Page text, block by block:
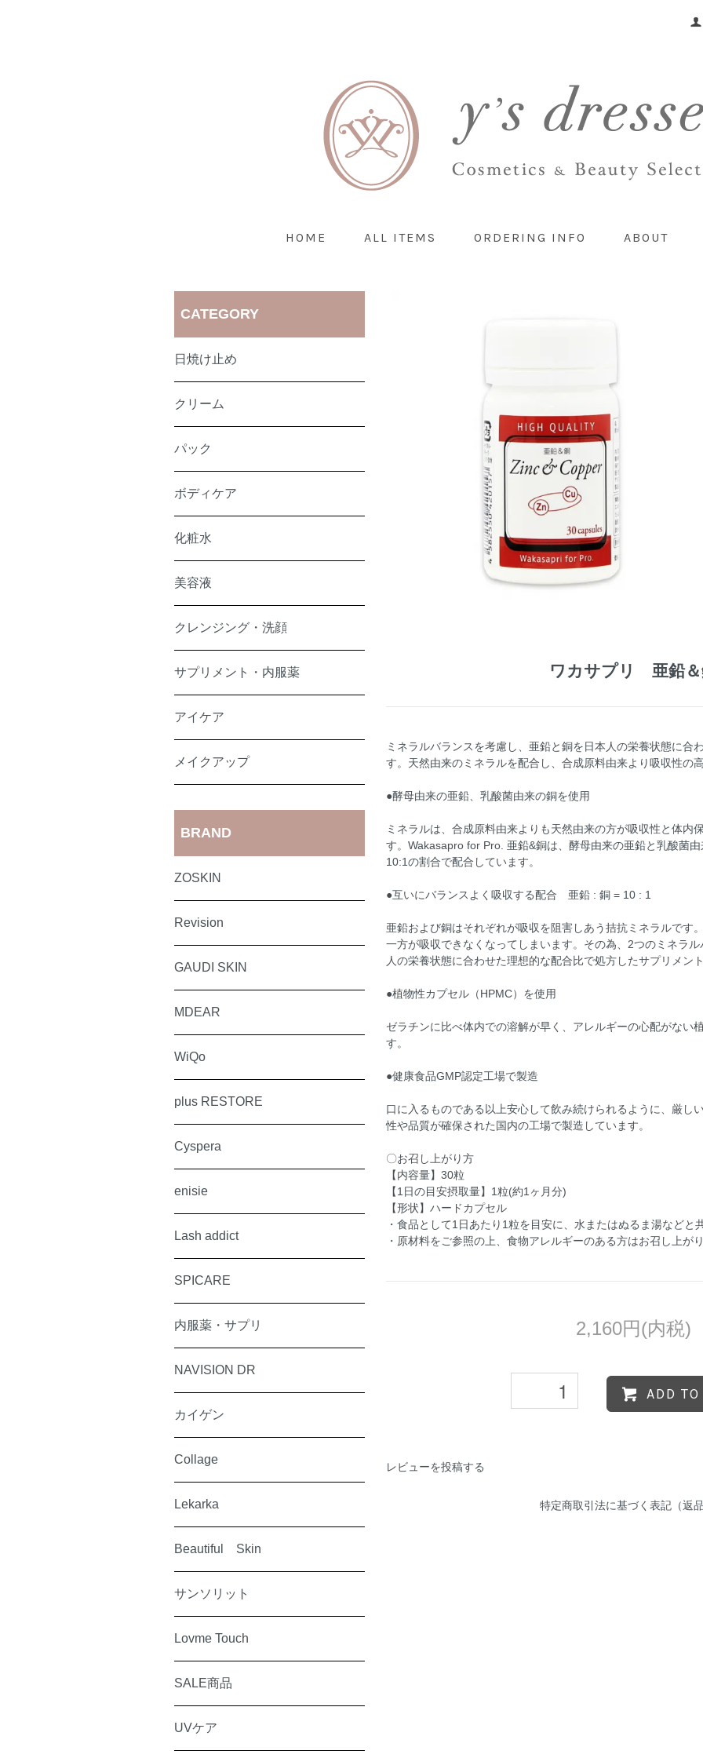
HOME ALL ITEMS ORDERING INFO ABOUT
ワカサプリ 亜鉛＆
ミネラルバランスを考慮し、亜鉛と銅を日本人の栄養状態に合
す。天然由来のミネラルを配合し、合成原料由来より吸収性の
●酵母由来の亜鉛、乳酸菌由来の銅を使用
ミネラルは、合成原料由来よりも天然由来の方が吸収性と体内
す。Wakasapro for Pro. 亜鉛&銅は、酵母由来の亜鉛と乳酸菌
10:1の割合で配合しています。
●互いにバランスよく吸収する配合 亜鉛 : 銅 = 10 : 1
亜鉛および銅はそれぞれが吸収を阻害しあう拮抗ミネラルです
一方が吸収できなくなってしまいます。その為、2つのミネラ
人の栄養状態に合わせた理想的な配合比で処方したサプリメン
●植物性カプセル（HPMC）を使用
ゼラチンに比べ体内での溶解が早く、アレルギーの心配がない
す。
●健康食品GMP認定工場で製造
口に入るものである以上安心して飲み続けられるように、厳し
性や品質が確保された国内の工場で製造しています。
〇お召し上がり方
【内容量】30粒
【1日の目安摂取量】1粒(約1ヶ月分)
【形状】ハードカプセル
・食品として1日あたり1粒を目安に、水またはぬるま湯などと
・原材料をご参照の上、食物アレルギーのある方はお召し上が
2,160円(内税)
ADD
レビューを投稿する
特定商取引法に基づく表記（返
CATEGORY
日焼け止め
クリーム
パック
ボディケア
化粧水
美容液
クレンジング・洗顔
サプリメント・内服薬
アイケア
メイクアップ
BRAND
ZOSKIN
Revision
GAUDI SKIN
MDEAR
WiQo
plus RESTORE
Cyspera
enisie
Lash addict
SPICARE
内服薬・サプリ
NAVISION DR
カイゲン
Collage
Lekarka
Beautiful Skin
サンソリット
Lovme Touch
SALE商品
UVケア